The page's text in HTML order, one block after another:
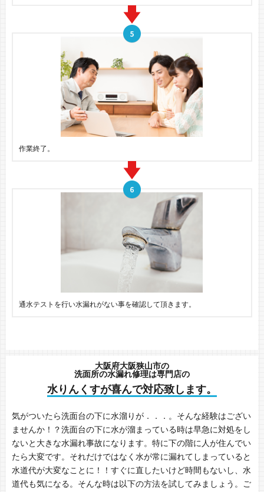
作業終了。
通水テストを行い水漏れがない事を確認して頂きます。
大阪府大阪狭山市の
洗面所の水漏れ修理は専門店の
水りんくすが喜んで対応致します。
気がついたら洗面台の下に水溜りが．．．。そんな経験はござい
ませんか！？洗面台の下に水が溜まっている時は早急に対処をし
ないと大きな水漏れ事故になります。特に下の階に人が住んでい
たら大変です。それだけではなく水が常に漏れてしまっていると
水道代が大変なことに！！すぐに直したいけど時間もないし、水
道代も気になる。そんな時は以下の方法を試してみましょう。ご